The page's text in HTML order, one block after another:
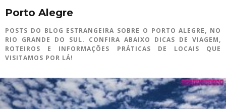
Porto Alegre
POSTS DO BLOG ESTRANGEIRA SOBRE O PORTO ALEGRE, NO
RIO GRANDE DO SUL. CONFIRA ABAIXO DICAS DE VIAGEM,
ROTEIROS E INFORMAÇÕES PRÁTICAS DE LOCAIS QUE
VISITAMOS POR LÁ!